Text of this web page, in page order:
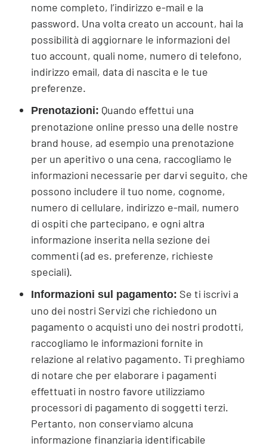
nome completo, l’indirizzo e-mail e la
password. Una volta creato un account, hai la
possibilità di aggiornare le informazioni del
tuo account, quali nome, numero di telefono,
indirizzo email, data di nascita e le tue
preferenze.
Prenotazioni: Quando effettui una
prenotazione online presso una delle nostre
brand house, ad esempio una prenotazione
per un aperitivo o una cena, raccogliamo le
informazioni necessarie per darvi seguito, che
possono includere il tuo nome, cognome,
numero di cellulare, indirizzo e-mail, numero
di ospiti che partecipano, e ogni altra
informazione inserita nella sezione dei
commenti (ad es. preferenze, richieste
speciali).
Informazioni sul pagamento: Se ti iscrivi a
uno dei nostri Servizi che richiedono un
pagamento o acquisti uno dei nostri prodotti,
raccogliamo le informazioni fornite in
relazione al relativo pagamento. Ti preghiamo
di notare che per elaborare i pagamenti
effettuati in nostro favore utilizziamo
processori di pagamento di soggetti terzi.
Pertanto, non conserviamo alcuna
informazione finanziaria identificabile